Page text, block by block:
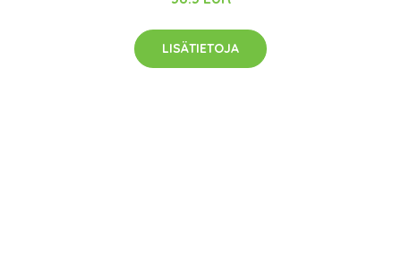
LISÄTIETOJA